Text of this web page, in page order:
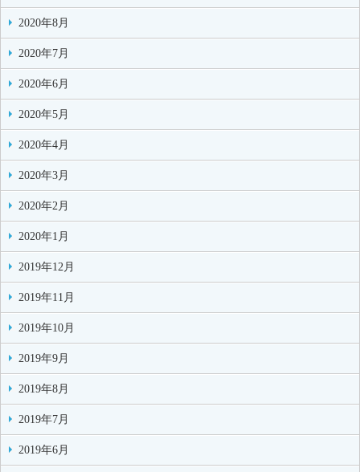
2020年8月
2020年7月
2020年6月
2020年5月
2020年4月
2020年3月
2020年2月
2020年1月
2019年12月
2019年11月
2019年10月
2019年9月
2019年8月
2019年7月
2019年6月